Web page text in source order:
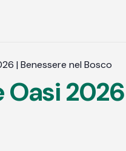
| Benessere nel Bosco